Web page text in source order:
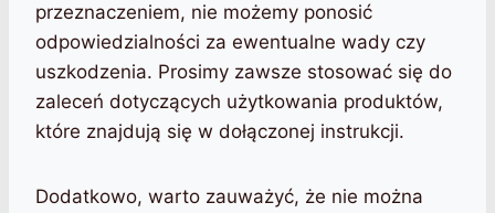
przeznaczeniem, nie możemy ponosić
odpowiedzialności za ewentualne wady czy
uszkodzenia. Prosimy zawsze stosować się do
zaleceń dotyczących użytkowania produktów,
które znajdują się w dołączonej instrukcji.
Dodatkowo, warto zauważyć, że nie można